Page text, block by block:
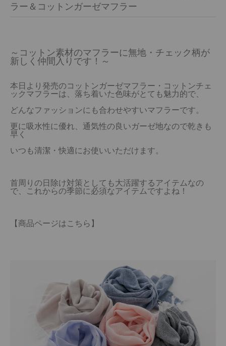
ラー＆コットンガーゼマフラー
～コットン素材のマフラーに無地・チェック柄が
新しく仲間入りです！～
本日より発売のコットンガーゼマフラー・コットンチェ
ックマフラーは、落ち着いた色味がとても魅力的で、
どんなファッションにも合わせやすいマフラーです。
更に吸水性に優れ、通気性の良いガーゼ地なので乾きも
早く
いつも清潔・快適にお使いいただけます。
首周りの日除け対策としても大活躍するアイテムなの
で、これからの季節に必須なアイテムですよね！
【商品ページはこちら】